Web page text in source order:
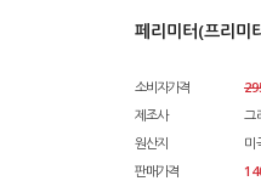
페리미터(프리
소비자가격
제조사
그
원산지
미
판매가격